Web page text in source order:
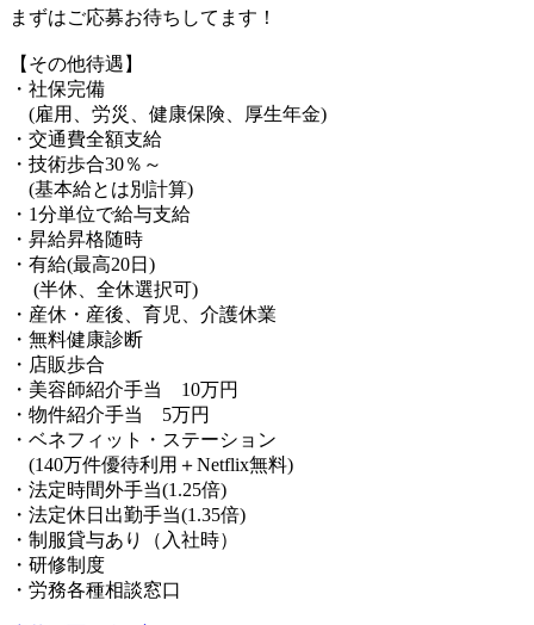
まずはご応募お待ちしてます！
【その他待遇】
・社保完備
(雇用、労災、健康保険、厚生年金)
・交通費全額支給
・技術歩合30％～
(基本給とは別計算)
・1分単位で給与支給
・昇給昇格随時
・有給(最高20日)
(半休、全休選択可)
・産休・産後、育児、介護休業
・無料健康診断
・店販歩合
・美容師紹介手当 10万円
・物件紹介手当 5万円
・ベネフィット・ステーション
(140万件優待利用＋Netflix無料)
・法定時間外手当(1.25倍)
・法定休日出勤手当(1.35倍)
・制服貸与あり（入社時）
・研修制度
・労務各種相談窓口